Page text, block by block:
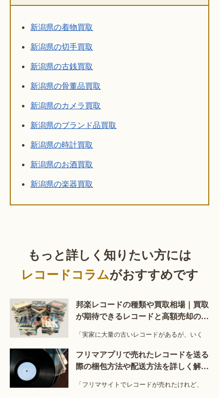
新潟県の着物買取
新潟県の切手買取
新潟県の古銭買取
新潟県の骨董品買取
新潟県のカメラ買取
新潟県のブランド品買取
新潟県の時計買取
新潟県のお酒買取
新潟県の楽器買取
もっと詳しく知りたい方には
レコードコラムがおすすめです
邦楽レコードの種類や買取相場｜買取
が期待できるレコードと高額売却のコ
「実家に大量の古いレコードがあるが、いく
フリマアプリで売れたレコードを送る
際の梱包方法や配送方法を詳しく解
「フリマサイトでレコードが売れたけれど、